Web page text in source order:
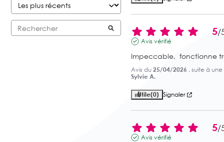
5/
Avis vérifié
Impeccable,  fonctionne
Avis du 25/04/2026 , suite à
Sylvie A.
Utile(0) Signaler
5/
Avis vérifié